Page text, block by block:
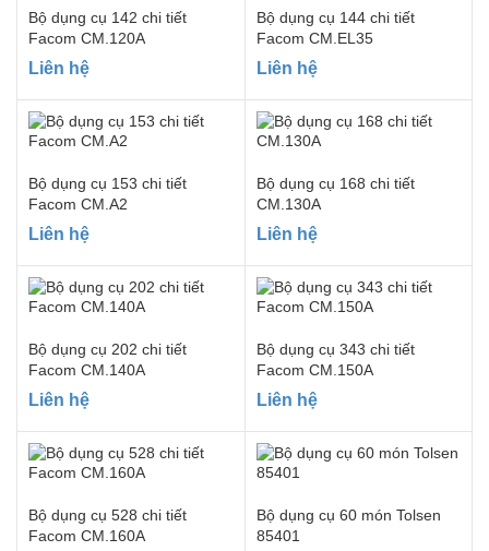
Bộ dụng cụ 142 chi tiết
Facom CM.120A
Liên hệ
Bộ dụng cụ 144 chi tiết
Facom CM.EL35
Liên hệ
Bộ dụng cụ 153 chi tiết
Facom CM.A2
Liên hệ
Bộ dụng cụ 168 chi tiết
CM.130A
Liên hệ
Bộ dụng cụ 202 chi tiết
Facom CM.140A
Liên hệ
Bộ dụng cụ 343 chi tiết
Facom CM.150A
Liên hệ
Bộ dụng cụ 528 chi tiết
Facom CM.160A
Bộ dụng cụ 60 món Tolsen
85401